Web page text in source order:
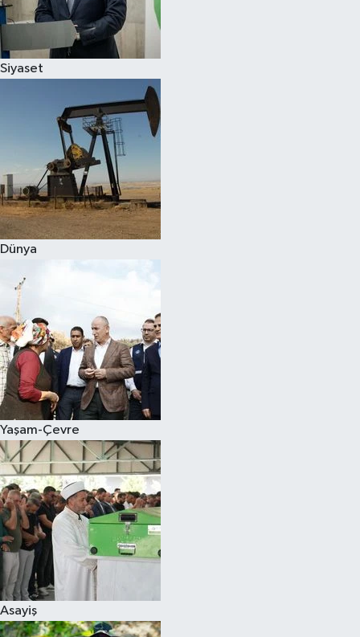
Siyaset
Dünya
Yaşam-Çevre
Asayiş
Spor
Çocuk
Eğitim
Hava Durumu
Kadın
Kültür Sanat
Sağlık
Siyaset
Teknoloji
Televizyon
Yaşam-Çevre